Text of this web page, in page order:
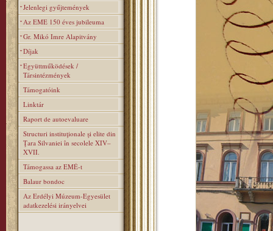
Jelenlegi gyűjtemények
Az EME 150 éves jubileuma
Gr. Mikó Imre Alapitvány
Díjak
Együttműködések /
Társintézmények
Támogatóink
Linktár
Raport de autoevaluare
Structuri instituţionale şi elite din
Ţara Silvaniei în secolele XIV–
XVII.
Támogassa az EMÉ-t
Balaur bondoc
Az Erdélyi Múzeum-Egyesület
adatkezelési irányelvei